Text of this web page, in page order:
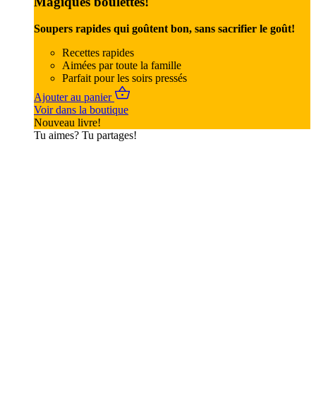
Soupers rapides qui goûtent bon, sans sacrifier le goût!
Recettes rapides
Aimées par toute la famille
Parfait pour les soirs pressés
Ajouter au panier
Voir dans la boutique
Nouveau livre!
Tu aimes? Tu partages!